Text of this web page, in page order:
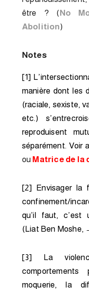
être ? ( No
Abolition)
Notes
[1]
manière dont les
(raciale, sexiste,
etc.)
reproduisent
séparément. Voir
ou Matrice de la
[2] Envisager la
confinement/
qu’il faut, c’est
(Liat Ben Moshe,
[3]
La
moquerie, la